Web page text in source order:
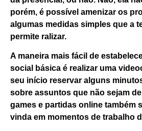
porém, é possível amenizar os
algumas medidas simples que a
permite ralizar.
A maneira mais fácil de
social básica é realizar uma
seu início reservar alguns
sobre assuntos que não sejam
games e partidas online também
vinda em momentos de trabalho